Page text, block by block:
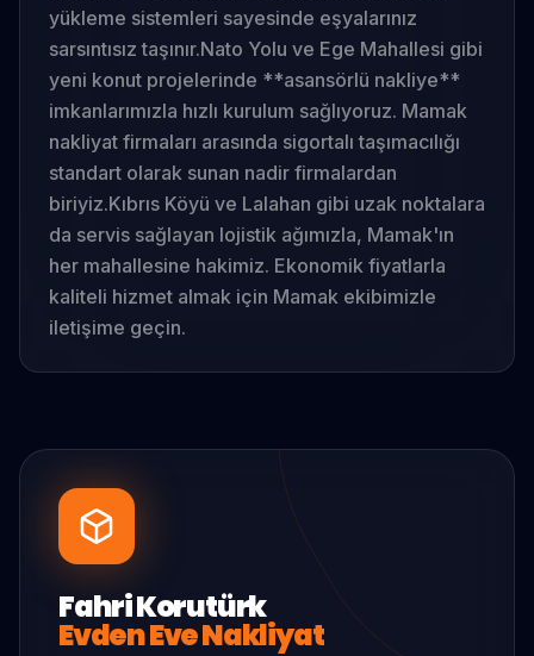
yükleme sistemleri sayesinde eşyalarınız
sarsıntısız taşınır.Nato Yolu ve Ege Mahallesi gibi
yeni konut projelerinde **asansörlü nakliye**
imkanlarımızla hızlı kurulum sağlıyoruz. Mamak
nakliyat firmaları arasında sigortalı taşımacılığı
standart olarak sunan nadir firmalardan
biriyiz.Kıbrıs Köyü ve Lalahan gibi uzak noktalara
da servis sağlayan lojistik ağımızla, Mamak'ın
her mahallesine hakimiz. Ekonomik fiyatlarla
kaliteli hizmet almak için Mamak ekibimizle
iletişime geçin.
Fahri Korutürk
Evden Eve Nakliyat